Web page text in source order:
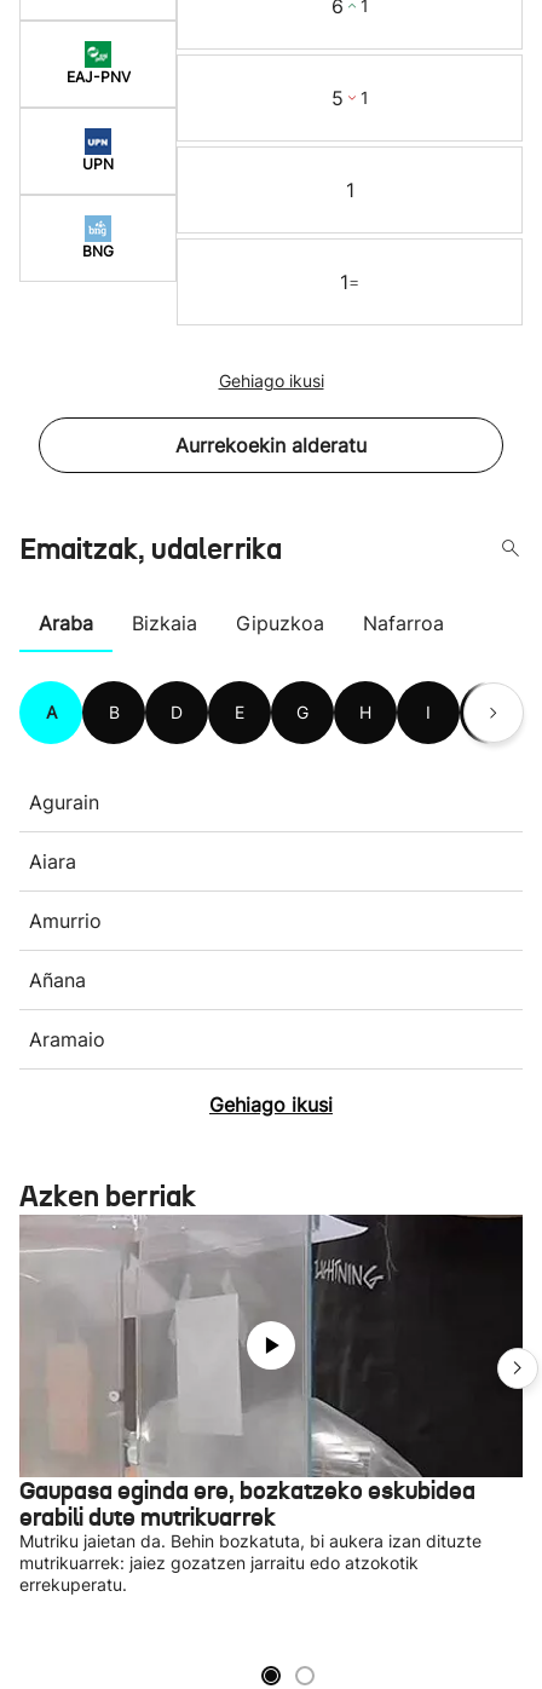
EAJ-PNV
UPN
BNG
6 1
5 1
1
1=
Gehiago ikusi
Aurrekoekin alderatu
Emaitzak, udalerrika
Araba Bizkaia Gipuzkoa Nafarroa
A B D E G H I K
Agurain
Aiara
Amurrio
Añana
Aramaio
Gehiago ikusi
Azken berriak
Gaupasa eginda ere, bozkatzeko eskubidea
erabili dute mutrikuarrek
Mutriku jaietan da. Behin bozkatuta, bi aukera izan dituzte
mutrikuarrek: jaiez gozatzen jarraitu edo atzokotik
errekuperatu.